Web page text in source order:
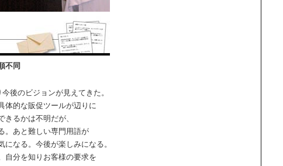
不同
後のビジョンが見えてきた。
体的な販促ツールが辺りに
るかは不明だが、
。あと難しい専門用語が
なる。今後が楽しみになる。
自分を知りお客様の要求を